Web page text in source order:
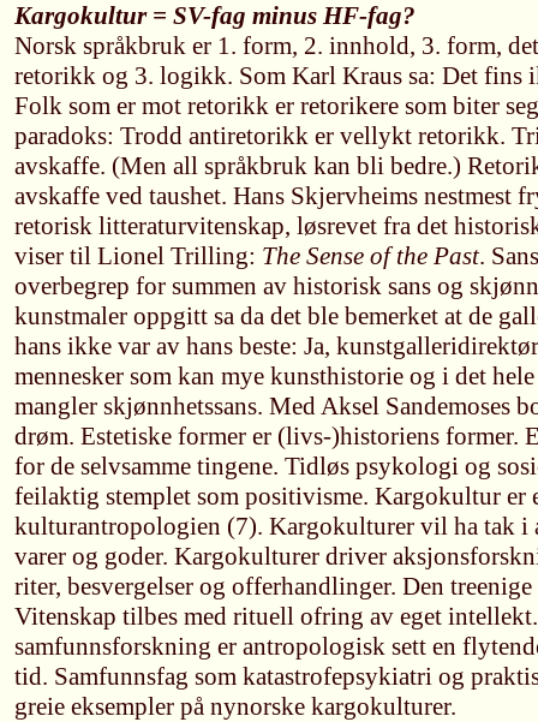
Kargokultur = SV-fag minus HF-fag?
Norsk språkbruk er 1. form, 2. innhold, 3. form,
retorikk og 3. logikk. Som Karl Kraus sa: Det fins
Folk som er mot retorikk er retorikere som biter
paradoks: Trodd antiretorikk er vellykt retorikk.
avskaffe. (Men all språkbruk kan bli bedre.)
avskaffe ved taushet. Hans Skjervheims nestmest
retorisk litteraturvitenskap, løsrevet fra det
viser til Lionel Trilling: The Sense of the Past.
overbegrep for summen av historisk sans og
kunstmaler oppgitt sa da det ble bemerket at de
hans ikke var av hans beste: Ja,
mennesker som kan mye kunsthistorie og i det
mangler skjønnhetssans. Med Aksel Sandemoses
drøm. Estetiske former er (livs-)historiens former.
for de selvsamme tingene. Tidløs psykologi og
feilaktig stemplet som positivisme. Kargokultur er
kulturantropologien (7). Kargokulturer vil ha tak i
varer og goder. Kargokulturer driver
riter, besvergelser og offerhandlinger. Den
Vitenskap tilbes med rituell ofring av eget
samfunnsforskning er antropologisk sett en
tid. Samfunnsfag som katastrofepsykiatri og
greie eksempler på nynorske kargokulturer.